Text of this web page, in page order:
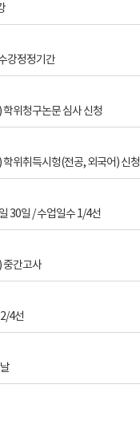
강정정기간
위청구논문 심사 신청
위취득시헝(전공, 외국어) 신청
30일 / 수업일수 1/4선
중간고사
4선